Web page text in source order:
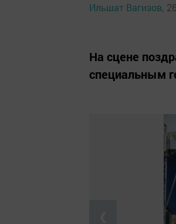
Ильшат Вагизов,
На сцене
специальным